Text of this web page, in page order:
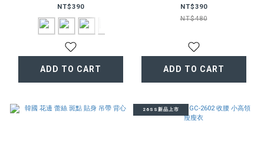
NT$390
ADD TO CART
短T
NT$390
NT$480
ADD TO CART
26SS新品上市